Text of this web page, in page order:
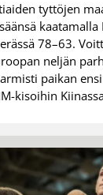
tyttöjen
kaatamalla
78–63.
neljän
paikan
kisoihin